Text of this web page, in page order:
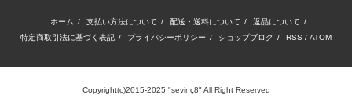
ホーム / 支払い方法について / 配送・送料について / 返品について /
特定商取引法に基づく表記 / プライバシーポリシー / ショップブログ / RSS / ATOM
Copyright(c)2015-2025 "sevinç8" All Right Reserved